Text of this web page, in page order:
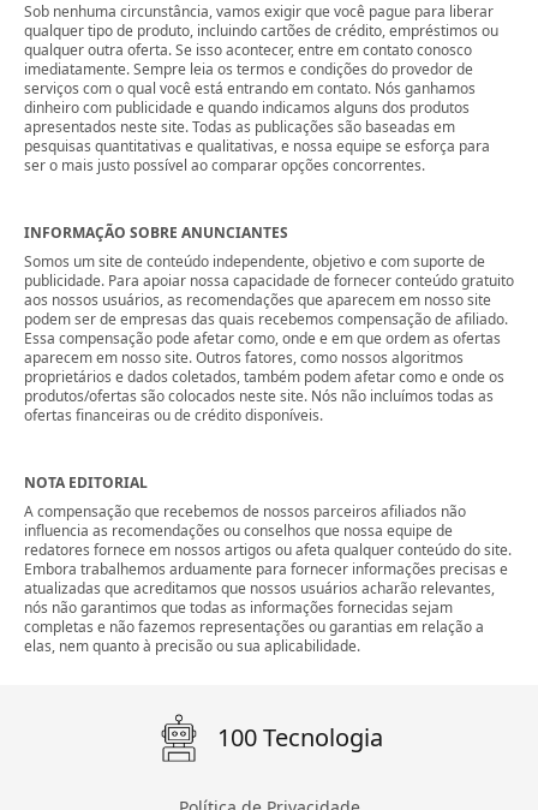
Sob nenhuma circunstância, vamos exigir que você pague para liberar
qualquer tipo de produto, incluindo cartões de crédito, empréstimos ou
qualquer outra oferta. Se isso acontecer, entre em contato conosco
imediatamente. Sempre leia os termos e condições do provedor de
serviços com o qual você está entrando em contato. Nós ganhamos
dinheiro com publicidade e quando indicamos alguns dos produtos
apresentados neste site. Todas as publicações são baseadas em
pesquisas quantitativas e qualitativas, e nossa equipe se esforça para
ser o mais justo possível ao comparar opções concorrentes.
INFORMAÇÃO SOBRE ANUNCIANTES
Somos um site de conteúdo independente, objetivo e com suporte de
publicidade. Para apoiar nossa capacidade de fornecer conteúdo gratuito
aos nossos usuários, as recomendações que aparecem em nosso site
podem ser de empresas das quais recebemos compensação de afiliado.
Essa compensação pode afetar como, onde e em que ordem as ofertas
aparecem em nosso site. Outros fatores, como nossos algoritmos
proprietários e dados coletados, também podem afetar como e onde os
produtos/ofertas são colocados neste site. Nós não incluímos todas as
ofertas financeiras ou de crédito disponíveis.
NOTA EDITORIAL
A compensação que recebemos de nossos parceiros afiliados não
influencia as recomendações ou conselhos que nossa equipe de
redatores fornece em nossos artigos ou afeta qualquer conteúdo do site.
Embora trabalhemos arduamente para fornecer informações precisas e
atualizadas que acreditamos que nossos usuários acharão relevantes,
nós não garantimos que todas as informações fornecidas sejam
completas e não fazemos representações ou garantias em relação a
elas, nem quanto à precisão ou sua aplicabilidade.
100 Tecnologia